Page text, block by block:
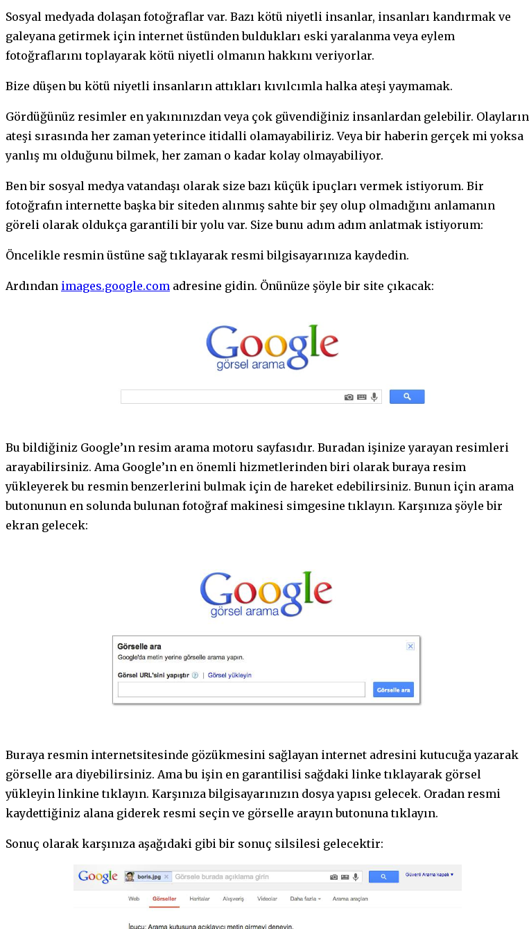
Sosyal medyada dolaşan fotoğraflar var. Bazı kötü niyetli insanlar, insanları kandırmak ve
galeyana getirmek için internet üstünden buldukları eski yaralanma veya eylem
fotoğraflarını toplayarak kötü niyetli olmanın hakkını veriyorlar.
Bize düşen bu kötü niyetli insanların attıkları kıvılcımla halka ateşi yaymamak.
Gördüğünüz resimler en yakınınızdan veya çok güvendiğiniz insanlardan gelebilir. Olayların
ateşi sırasında her zaman yeterince itidalli olamayabiliriz. Veya bir haberin gerçek mi yoksa
yanlış mı olduğunu bilmek, her zaman o kadar kolay olmayabiliyor.
Ben bir sosyal medya vatandaşı olarak size bazı küçük ipuçları vermek istiyorum. Bir
fotoğrafın internette başka bir siteden alınmış sahte bir şey olup olmadığını anlamanın
göreli olarak oldukça garantili bir yolu var. Size bunu adım adım anlatmak istiyorum:
Öncelikle resmin üstüne sağ tıklayarak resmi bilgisayarınıza kaydedin.
Ardından images.google.com adresine gidin. Önünüze şöyle bir site çıkacak:
Bu bildiğiniz Google’ın resim arama motoru sayfasıdır. Buradan işinize yarayan resimleri
arayabilirsiniz. Ama Google’ın en önemli hizmetlerinden biri olarak buraya resim
yükleyerek bu resmin benzerlerini bulmak için de hareket edebilirsiniz. Bunun için arama
butonunun en solunda bulunan fotoğraf makinesi simgesine tıklayın. Karşınıza şöyle bir
ekran gelecek:
Buraya resmin internetsitesinde gözükmesini sağlayan internet adresini kutucuğa yazarak
görselle ara diyebilirsiniz. Ama bu işin en garantilisi sağdaki linke tıklayarak görsel
yükleyin linkine tıklayın. Karşınıza bilgisayarınızın dosya yapısı gelecek. Oradan resmi
kaydettiğiniz alana giderek resmi seçin ve görselle arayın butonuna tıklayın.
Sonuç olarak karşınıza aşağıdaki gibi bir sonuç silsilesi gelecektir: